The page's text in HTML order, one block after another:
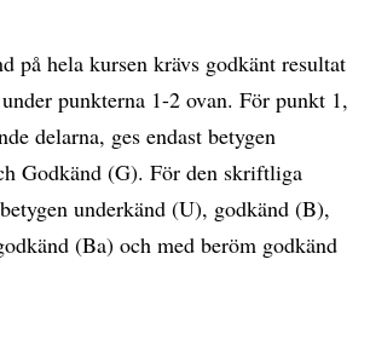
på hela kursen krävs godkänt resultat
punkterna 1-2 ovan. För punkt 1,
delarna, ges endast betygen
Godkänd (G). För den skriftliga
underkänd (U), godkänd (B),
(Ba) och med beröm godkänd